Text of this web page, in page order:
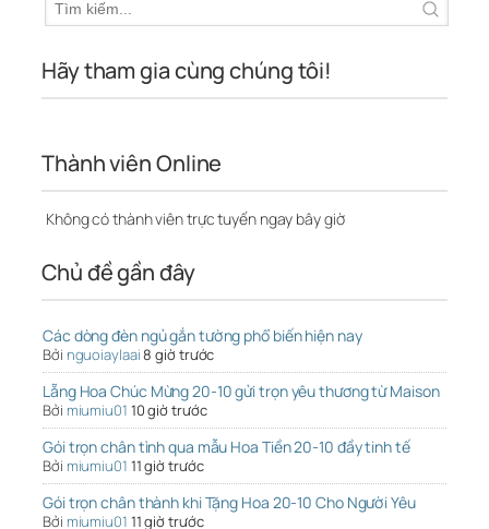
Hãy tham gia cùng chúng tôi!
Thành viên Online
Không có thành viên trực tuyến ngay bây giờ
Chủ đề gần đây
Các dòng đèn ngủ gắn tường phổ biến hiện nay
Bởi nguoiaylaai8 giờ trước
Lẵng Hoa Chúc Mừng 20-10 gửi trọn yêu thương từ Maison
Bởi miumiu01 10 giờ trước
Gói trọn chân tình qua mẫu Hoa Tiền 20-10 đầy tinh tế
Bởi miumiu01 11 giờ trước
Gói trọn chân thành khi Tặng Hoa 20-10 Cho Người Yêu
Bởi miumiu01 11 giờ trước